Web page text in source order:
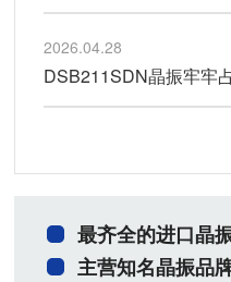
2026.04.28
DSB211SDN晶振牢牢
最齐全的进口晶
主营知名晶振品